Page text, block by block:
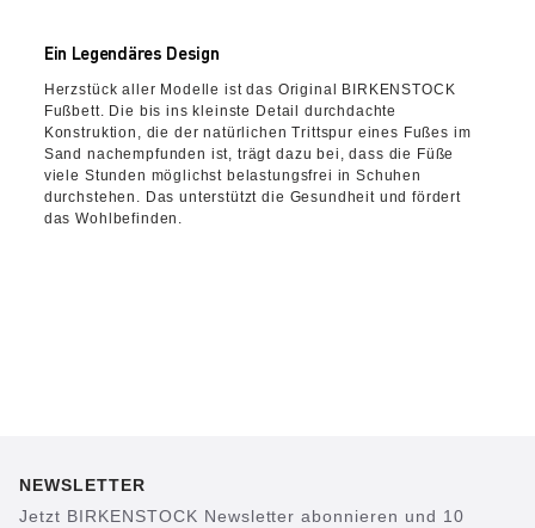
Ein Legendäres Design
Herzstück aller Modelle ist das Original BIRKENSTOCK
Fußbett. Die bis ins kleinste Detail durchdachte
Konstruktion, die der natürlichen Trittspur eines Fußes im
Sand nachempfunden ist, trägt dazu bei, dass die Füße
viele Stunden möglichst belastungsfrei in Schuhen
durchstehen. Das unterstützt die Gesundheit und fördert
das Wohlbefinden.
NEWSLETTER
Jetzt BIRKENSTOCK Newsletter abonnieren und 10